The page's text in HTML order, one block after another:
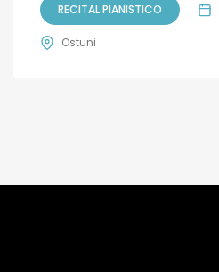
RECITAL PIANISTICO
Ostuni